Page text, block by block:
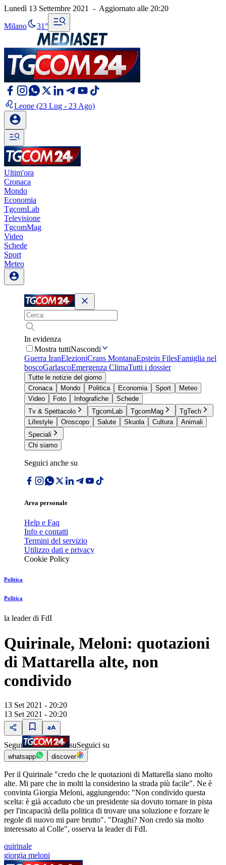
Lunedì 13 Settembre 2021 - Aggiornato alle 20:20
Milano 31°
Leone (23 Lug - 23 Ago)
Ultim'ora
Cronaca
Mondo
Economia
TgcomLab
Televisione
TgcomMag
Video
Schede
Sport
Meteo
In evidenza
Mostra tuttiNascondi
Guerra IranElezioniCrans MontanaEpstein FilesFamiglia nel
boscoGarlascoEmergenza ClimaTutti i dossier
Tutte le notizie del giorno
Cronaca
Mondo Politica Economia Sport
Meteo
Video
Foto Infografiche
Schede
Tv & Spettacolo
TgcomLab TgcomMag
TgTech
Lifestyle
Oroscopo Salute Skuola Cultura
Animali
Speciali
Chi siamo
Seguici anche su
Area personale
Help e Faq
Info e contatti
Termini del servizio
Utilizzo dati e privacy
Cookie Policy
Politica
Politica
la leader di FdI
Quirinale, Meloni: quotazioni
di Mattarella alte, non
condivido
13 Set 2021 - 20:20
13 Set 2021 - 20:20
Segui suSeguici su
whatsapp discover
Per il Quirinale "credo che le quotazioni di Mattarella siano molto
alte. Mi pare che in molti la considerino la strada più facile". Ne è
convinta Giorgia Meloni, aggiungendo: "Non condivido questa
scelta: è già accaduto che un presidente sia dovuto tornare in pista
per l'incapacità della politica di trovare una soluzione e forzare le
regole di nuovo mi pare brutto". "Draghi? Non credo sia molto
interessato al Colle", osserva la leader di FdI.
quirinale
giorgia meloni